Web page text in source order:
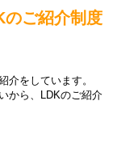
のご紹介制度
介をしています。
から、LDKのご紹介